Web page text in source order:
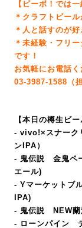
【ビーボ！では
＊クラフトビー
＊人と話すのが好
＊未経験・フリ
です！
お気軽にお電話く
03-3987-1588（
【本日の樽生ビ
- vivo!×スナーク
ンIPA）
- 鬼伝説 金鬼ペ
エール)
- Yマーケットブ
IPA)
- 鬼伝説 NEW蘭
- ローンパイン